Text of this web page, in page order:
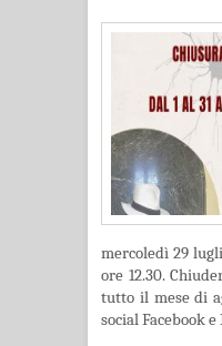
mercoledì 29
ore 12.30.
tutto il mese di
social Facebook